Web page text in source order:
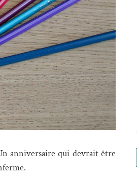
anniversaire qui devrait être